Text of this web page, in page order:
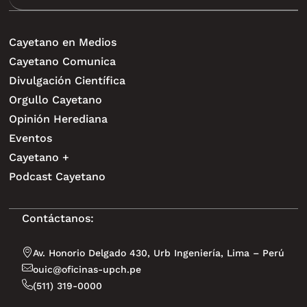
Cayetano en Medios
Cayetano Comunica
Divulgación Científica
Orgullo Cayetano
Opinión Herediana
Eventos
Cayetano +
Podcast Cayetano
Contáctanos:
Av. Honorio Delgado 430, Urb Ingeniería, Lima – Perú
ouic@oficinas-upch.pe
(511) 319-0000